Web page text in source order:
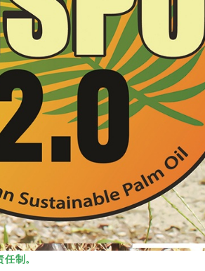
制。